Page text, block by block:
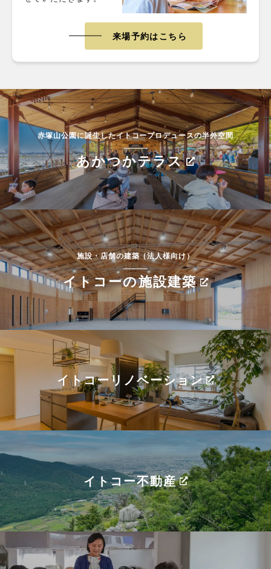
来場予約はこちら
赤塚山公園に誕生したイトコープロデュースの半外空間
あかつかテラス
施設・店舗の建築（法人様向け）
イトコーの施設建築
イトコーリノベーション
イトコー不動産